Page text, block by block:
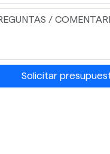
Solicitar